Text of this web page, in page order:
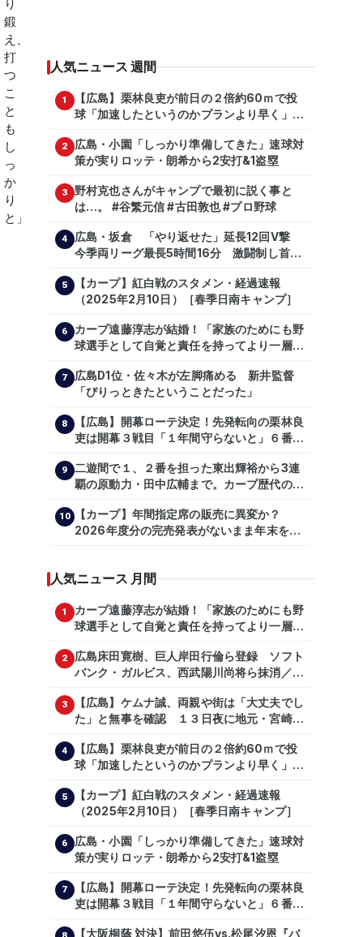
人気ニュース 週間
1
【広島】栗林良吏が前日の２倍約60ｍで投
球「加速したというのかプランより早く」自
2
広島・小園「しっかり準備してきた」速球対
策が実りロッテ・朗希から2安打&1盗塁
3
野村克也さんがキャンプで最初に説く事と
は…。 #谷繁元信 #古田敦也 #プロ野球
4
広島・坂倉 「やり返せた」延長12回V撃
今季両リーグ最長5時間16分 激闘制し首位
5
【カープ】紅白戦のスタメン・経過速報
（2025年2月10日）［春季日南キャンプ］
6
カープ遠藤淳志が結婚！「家族のためにも野
球選手として自覚と責任を持ってより一層頑
7
広島D1位・佐々木が左脚痛める 新井監督
「ぴりっときたということだった」
8
【広島】開幕ローテ決定！先発転向の栗林良
吏は開幕３戦目「１年間守らないと」６番手
9
二遊間で１、２番を担った東出輝裕から3連
覇の原動力・田中広輔まで。カープ歴代のシ
10
【カープ】年間指定席の販売に異変か？
2026年度分の完売発表がないまま年末を迎
人気ニュース 月間
1
カープ遠藤淳志が結婚！「家族のためにも野
球選手として自覚と責任を持ってより一層頑
2
広島床田寛樹、巨人岸田行倫ら登録 ソフト
バンク・ガルビス、西武陽川尚将ら抹消／２
3
【広島】ケムナ誠、両親や街は「大丈夫でし
た」と無事を確認 １３日夜に地元・宮崎県
4
【広島】栗林良吏が前日の２倍約60ｍで投
球「加速したというのかプランより早く」自
5
【カープ】紅白戦のスタメン・経過速報
（2025年2月10日）［春季日南キャンプ］
6
広島・小園「しっかり準備してきた」速球対
策が実りロッテ・朗希から2安打&1盗塁
7
【広島】開幕ローテ決定！先発転向の栗林良
吏は開幕３戦目「１年間守らないと」６番手
【大阪桐蔭 対決】前田悠伍vs.松尾汐恩『バ